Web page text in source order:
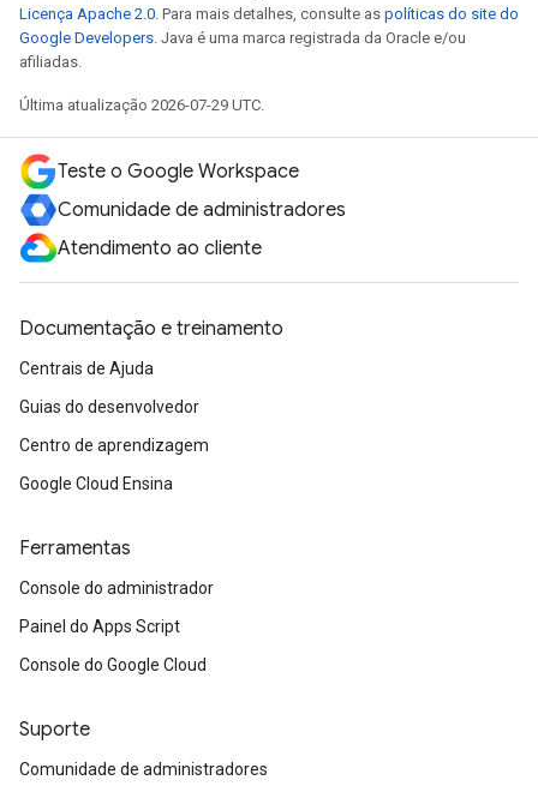
Licença Apache 2.0 . Para mais detalhes, consulte as políticas do site do
Google Developers . Java é uma marca registrada da Oracle e/ou
afiliadas.
Última atualização 2026-07-29 UTC.
Teste o Google Workspace
Comunidade de administradores
Atendimento ao cliente
Documentação e treinamento
Centrais de Ajuda
Guias do desenvolvedor
Centro de aprendizagem
Google Cloud Ensina
Ferramentas
Console do administrador
Painel do Apps Script
Console do Google Cloud
Suporte
Comunidade de administradores